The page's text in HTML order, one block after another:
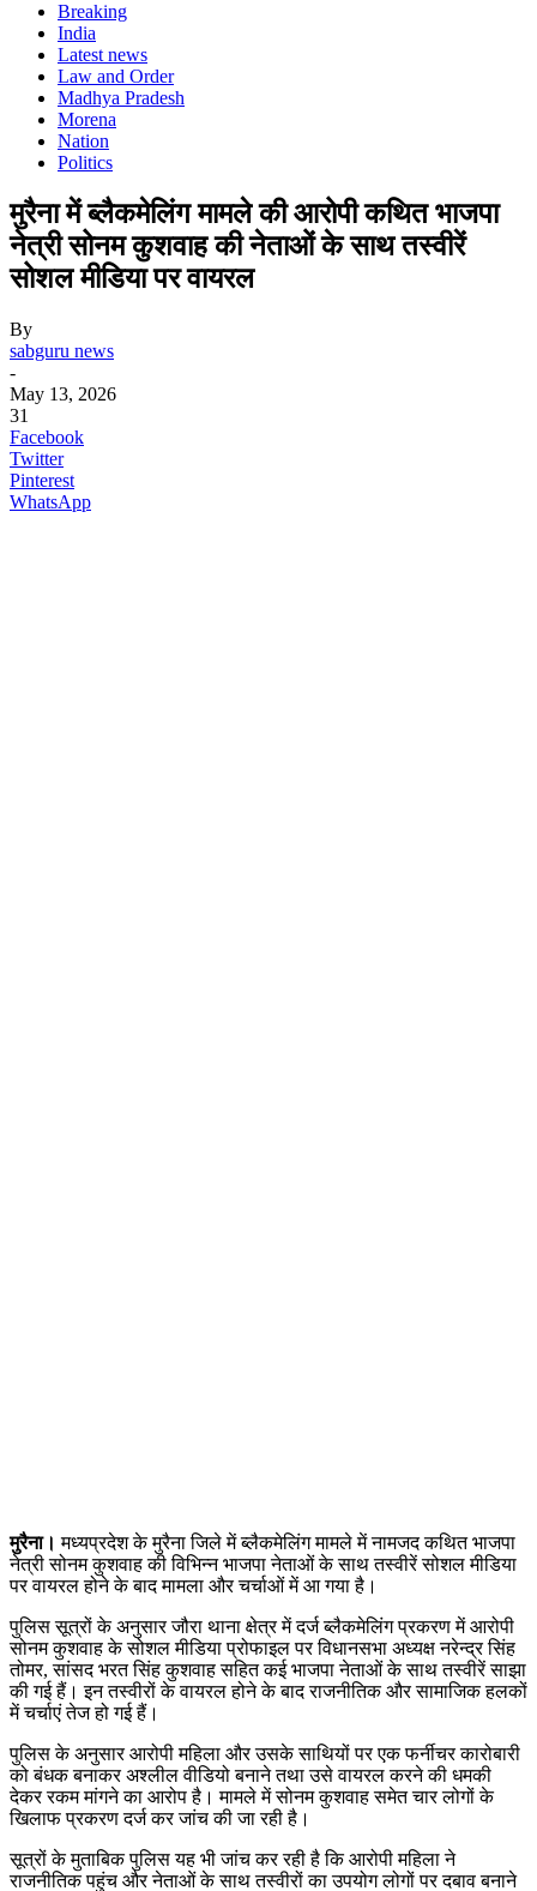
Breaking
India
Latest news
Law and Order
Madhya Pradesh
Morena
Nation
Politics
मुरैना में ब्लैकमेलिंग मामले की आरोपी कथित भाजपा
नेत्री सोनम कुशवाह की नेताओं के साथ तस्वीरें
सोशल मीडिया पर वायरल
By
sabguru news
-
May 13, 2026
31
Facebook
Twitter
Pinterest
WhatsApp
मुरैना। मध्यप्रदेश के मुरैना जिले में ब्लैकमेलिंग मामले में नामजद कथित भाजपा
नेत्री सोनम कुशवाह की विभिन्न भाजपा नेताओं के साथ तस्वीरें सोशल मीडिया
पर वायरल होने के बाद मामला और चर्चाओं में आ गया है।
पुलिस सूत्रों के अनुसार जौरा थाना क्षेत्र में दर्ज ब्लैकमेलिंग प्रकरण में आरोपी
सोनम कुशवाह के सोशल मीडिया प्रोफाइल पर विधानसभा अध्यक्ष नरेन्द्र सिंह
तोमर, सांसद भरत सिंह कुशवाह सहित कई भाजपा नेताओं के साथ तस्वीरें साझा
की गई हैं। इन तस्वीरों के वायरल होने के बाद राजनीतिक और सामाजिक हलकों
में चर्चाएं तेज हो गई हैं।
पुलिस के अनुसार आरोपी महिला और उसके साथियों पर एक फर्नीचर कारोबारी
को बंधक बनाकर अश्लील वीडियो बनाने तथा उसे वायरल करने की धमकी
देकर रकम मांगने का आरोप है। मामले में सोनम कुशवाह समेत चार लोगों के
खिलाफ प्रकरण दर्ज कर जांच की जा रही है।
सूत्रों के मुताबिक पुलिस यह भी जांच कर रही है कि आरोपी महिला ने
राजनीतिक पहुंच और नेताओं के साथ तस्वीरों का उपयोग लोगों पर दबाव बनाने